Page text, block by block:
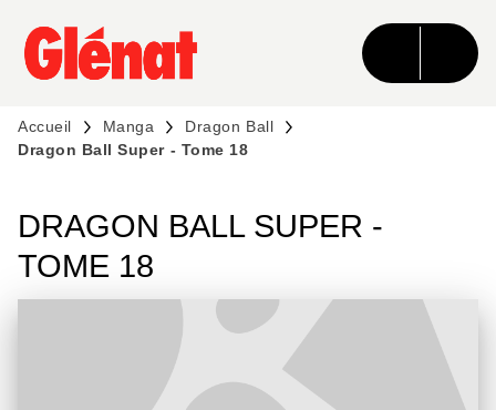
MENU RECHERCHE CONTENU
PIED DE PAGE
Accueil Manga
Dragon Ball
Dragon Ball Super - Tome 18
DRAGON BALL SUPER -
TOME 18